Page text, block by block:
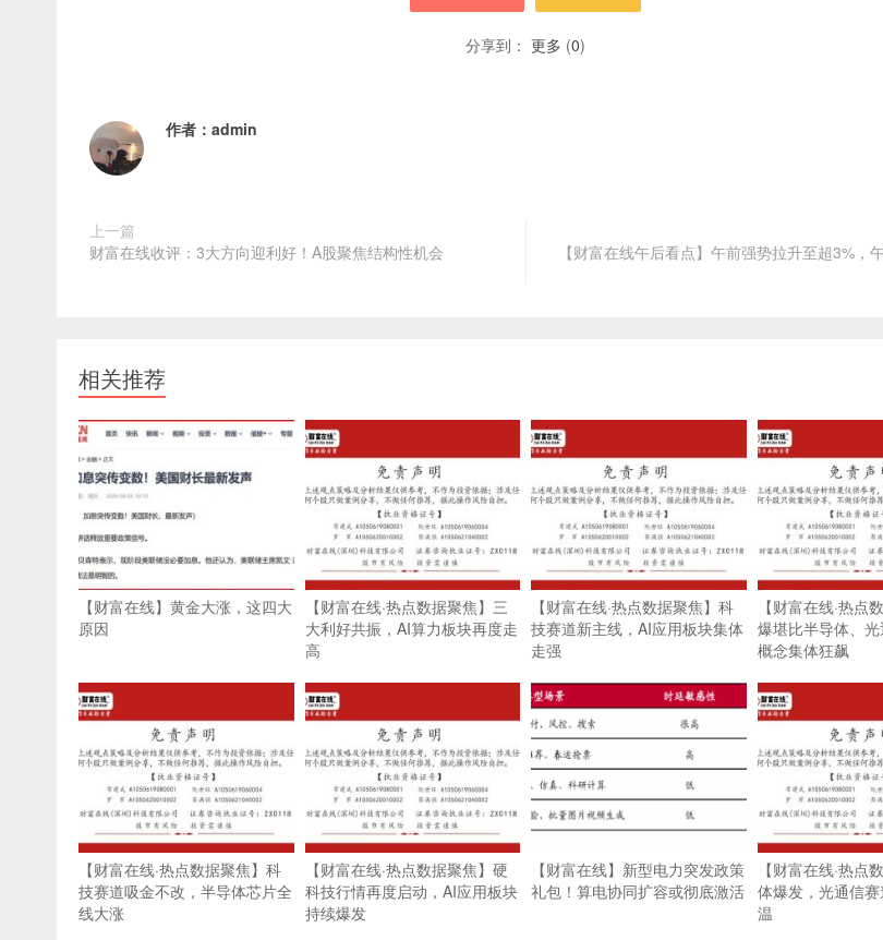
分享到： 更多 (0)
作者： admin
上一篇
财富在线收评：3大方向迎利好！A股聚焦结构性机会
【财富在线午后看点】午前强势拉升至超3%，
相关推荐
【财富在线】黄金大涨，这四大
原因
【财富在线·热点数据聚焦】三
大利好共振，AI算力板块再度走
高
【财富在线·热点数据聚焦】科
技赛道新主线，AI应用板块集体
走强
【财富在线·热点
爆堪比半导体、
概念集体狂飙
【财富在线·热点数据聚焦】科
技赛道吸金不改，半导体芯片全
线大涨
【财富在线·热点数据聚焦】硬
科技行情再度启动，AI应用板块
持续爆发
【财富在线】新型电力突发政策
礼包！算电协同扩容或彻底激活
【财富在线·热点
体爆发，光通信
温